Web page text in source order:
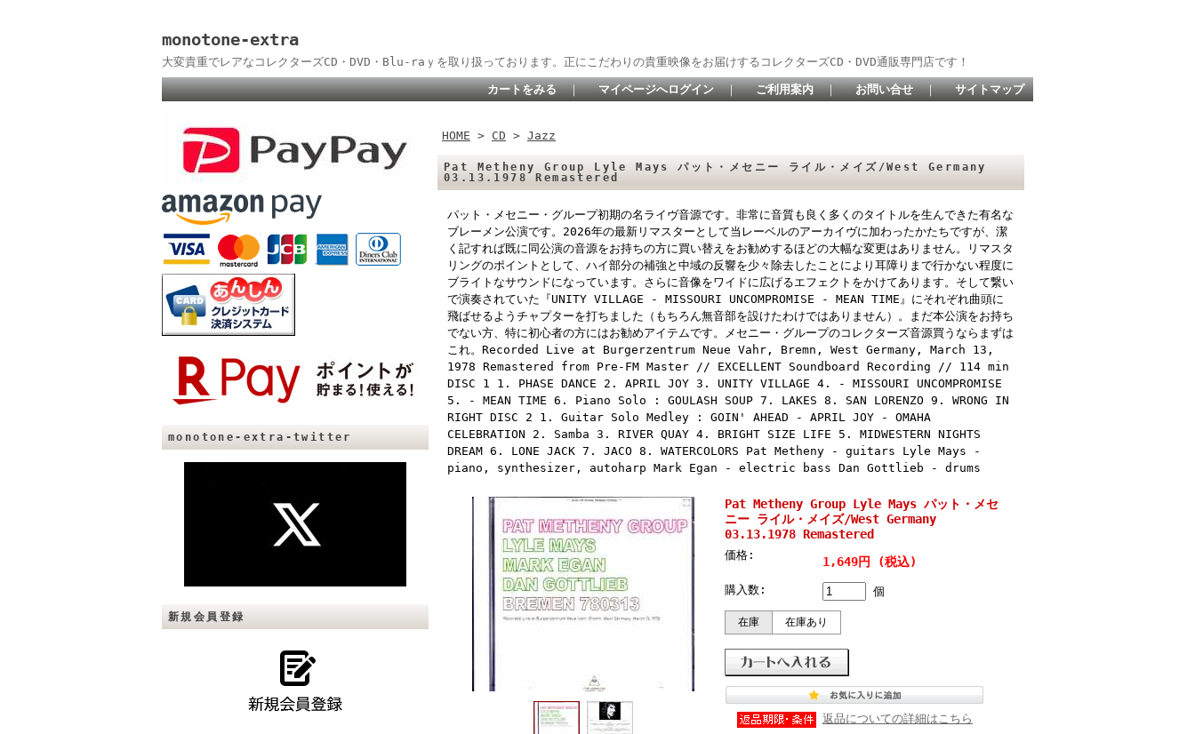
monotone-extra
大変貴重でレアなコレクターズCD・DVD・Blu-raｙを取り扱っております。正にこだわりの貴重映像をお届けするコレクターズCD・DVD通販専門店です！
カートをみる ｜ マイページへログイン ｜ ご利用案内 ｜ お問い合せ ｜ サイトマップ
monotone-extra-twitter
新規会員登録
HOME > CD > Jazz
Pat Metheny Group Lyle Mays パット・メセニー ライル・メイズ/West Germany
03.13.1978 Remastered
パット・メセニー・グループ初期の名ライヴ音源です。非常に音質も良く多くのタイトルを生んできた有名な
ブレーメン公演です。2026年の最新リマスターとして当レーベルのアーカイヴに加わったかたちですが、潔
く記すれば既に同公演の音源をお持ちの方に買い替えをお勧めするほどの大幅な変更はありません。リマスタ
リングのポイントとして、ハイ部分の補強と中域の反響を少々除去したことにより耳障りまで行かない程度に
ブライトなサウンドになっています。さらに音像をワイドに広げるエフェクトをかけてあります。そして繋い
で演奏されていた『UNITY VILLAGE - MISSOURI UNCOMPROMISE - MEAN TIME』にそれぞれ曲頭に
飛ばせるようチャプターを打ちました（もちろん無音部を設けたわけではありません）。まだ本公演をお持ち
でない方、特に初心者の方にはお勧めアイテムです。メセニー・グループのコレクターズ音源買うならまずは
これ。Recorded Live at Burgerzentrum Neue Vahr, Bremn, West Germany, March 13,
1978 Remastered from Pre-FM Master // EXCELLENT Soundboard Recording // 114 min
DISC 1 1. PHASE DANCE 2. APRIL JOY 3. UNITY VILLAGE 4. - MISSOURI UNCOMPROMISE
5. - MEAN TIME 6. Piano Solo : GOULASH SOUP 7. LAKES 8. SAN LORENZO 9. WRONG IN
RIGHT DISC 2 1. Guitar Solo Medley : GOIN' AHEAD - APRIL JOY - OMAHA
CELEBRATION 2. Samba 3. RIVER QUAY 4. BRIGHT SIZE LIFE 5. MIDWESTERN NIGHTS
DREAM 6. LONE JACK 7. JACO 8. WATERCOLORS Pat Metheny - guitars Lyle Mays -
piano, synthesizer, autoharp Mark Egan - electric bass Dan Gottlieb - drums
Pat Metheny Group Lyle Mays パット・メセ
ニー ライル・メイズ/West Germany
03.13.1978 Remastered
価格: 1,649円 (税込)
購入数: 個
在庫 在庫あり
返品についての詳細はこちら